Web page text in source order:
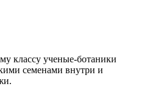
классу ученые-ботаники
семенами внутри и